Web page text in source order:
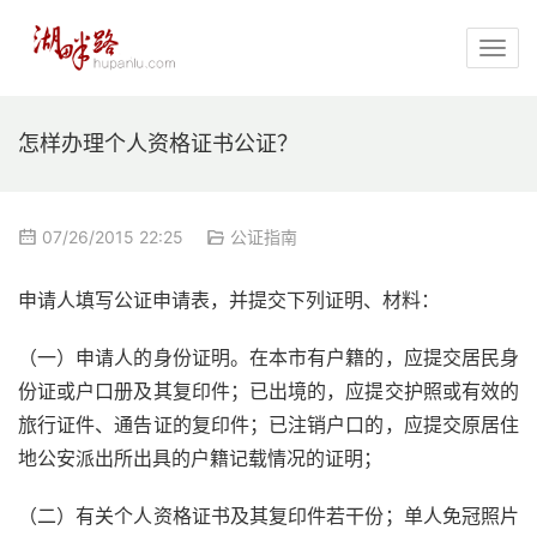
怎样办理个人资格证书公证？
07/26/2015 22:25 公证指南
申请人填写公证申请表，并提交下列证明、材料：
（一）申请人的身份证明。在本市有户籍的，应提交居民身
份证或户口册及其复印件；已出境的，应提交护照或有效的
旅行证件、通告证的复印件；已注销户口的，应提交原居住
地公安派出所出具的户籍记载情况的证明；
（二）有关个人资格证书及其复印件若干份；单人免冠照片